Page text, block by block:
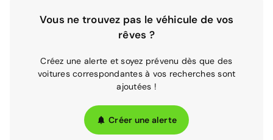
Vous ne trouvez pas le véhicule de vos
rêves ?
Créez une alerte et soyez prévenu dès que des
voitures correspondantes à vos recherches sont
ajoutées !
Créer une alerte